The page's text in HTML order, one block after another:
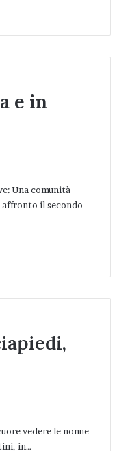
e in
Una comunità
affronto il secondo
vedere le nonne
in…